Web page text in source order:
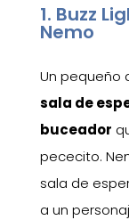
1. Buzz
Nemo
Un pequeño
sala de
buceador
pececito.
sala de
a un